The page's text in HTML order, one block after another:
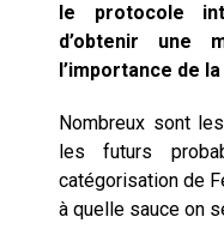
le protocole
d’obtenir une
l’importance de
Nombreux sont
les futurs
catégorisation de
à quelle sauce on